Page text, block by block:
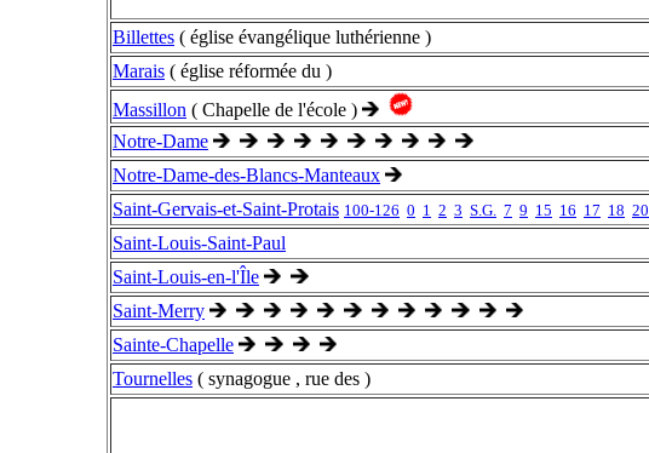
Billettes ( église évangélique luthérienne )
Marais ( église réformée du )
Massillon ( Chapelle de l'école )
Notre-Dame
Notre-Dame-des-Blancs-Manteaux
Saint-Gervais-et-Saint-Protais 100-126 0 1 2 3 S.G. 7 9 15 16 17 18 20
Saint-Louis-Saint-Paul
Saint-Louis-en-l'Île
Saint-Merry
Sainte-Chapelle
Tournelles ( synagogue , rue des )